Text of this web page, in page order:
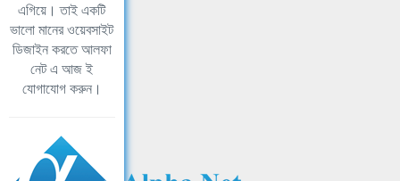
এগিয়ে। তাই একটি
ভালো মানের ওয়েবসাইট
ডিজাইন করতে আলফা
নেট এ আজ ই
যোগাযোগ করুন।